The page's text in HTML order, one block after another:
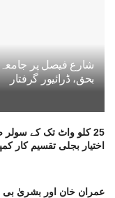
شارع فیصل پر
بحق، ڈرائیور گرفتار
25 کلو واٹ تک کے
اختیار بجلی تقسیم کار
عمران خان اور بشریٰ بی